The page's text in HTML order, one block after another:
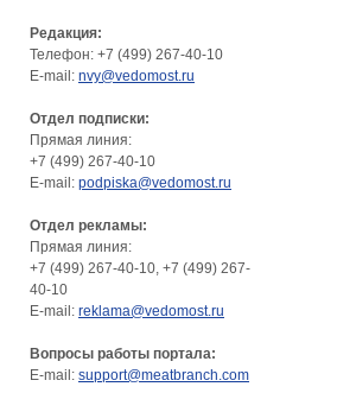
Редакция:
Телефон: +7 (499) 267-40-10
E-mail: nvy@vedomost.ru
Отдел подписки:
Прямая линия:
+7 (499) 267-40-10
E-mail: podpiska@vedomost.ru
Отдел рекламы:
Прямая линия:
+7 (499) 267-40-10, +7 (499) 267-
40-10
E-mail: reklama@vedomost.ru
Вопросы работы портала:
E-mail: support@meatbranch.com